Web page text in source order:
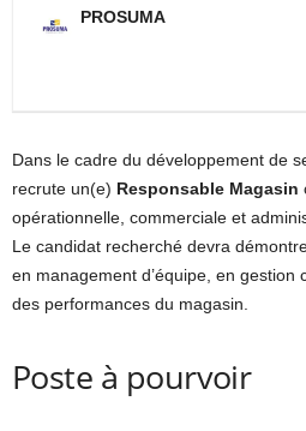
PROSUMA
Dans le cadre du développement de
recrute un(e) Responsable Magasin
opérationnelle, commerciale et
Le candidat recherché devra
en management d’équipe, en gestion
des performances du magasin.
Poste à pourvoir